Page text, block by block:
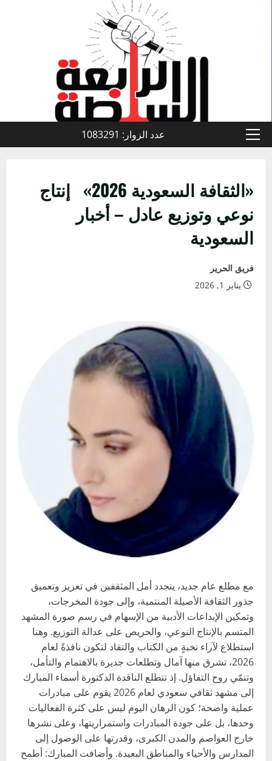
القائمة
عدد الزوار: 1083291
«الثقافة السعودية 2026» إنتاج
نوعي وتوزيع عادل – أخبار
السعودية
فريق الحرير
يناير 1, 2026
مع مطلع عام جديد، يتجدد أمل المثقفين في تعزيز وتعميق
جذور الثقافة الأصيلة المنتمية، وإلى جودة المخرجات،
وتمكين الإبداعات الأدبية من الإسهام في رسم صورة المشهد
المتسم بالإنتاج النوعي، والحريص على عدالة التوزيع. وهنا
استطلاع لآراء نخبةٍ من الكتاب والنقاد لتكون نافذةً لعام
2026، تشرق منها آمال وتطلعات جديرة بالاهتمام والتأمل،
وتنمّي روح التفاؤل. إذ تتطلع الناقدة الدكتورة أسماء المبارك
إلى مشهد ثقافي سعودي لعام 2026 يقوم على مبادرات
عملية واضحة؛ كون الرهان اليوم ليس على كثرة الفعاليات
وحدها، بل على جودة المبادرات واستمراريتها، وعلى نشرها
خارج العواصم والمدن الكبرى، وقدرتها على الوصول إلى
المدارس والأحياء والمناطق البعيدة. وأضافت المبارك: أطمح